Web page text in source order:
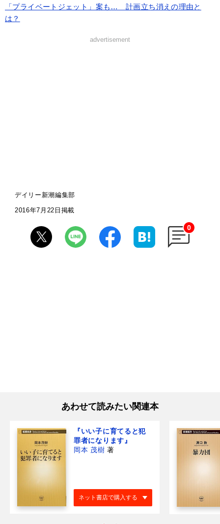
「プライベートジェット」案も… 計画立ち消えの理由と
は？
advertisement
デイリー新潮編集部
2016年7月22日掲載
0
あわせて読みたい関連本
『いい子に育てると犯
罪者になります』
岡本 茂樹 著
ネット書店で購入する